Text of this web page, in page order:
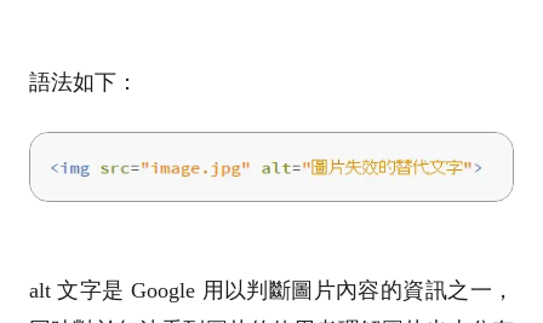
語法如下：
alt 文字是 Google 用以判斷圖片內容的資訊之一，